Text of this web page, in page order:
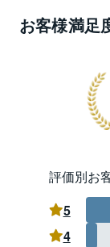
その他、多
に自信があ
マンショ
パート・
フ一同心
お客様満足
評価別お
5
4